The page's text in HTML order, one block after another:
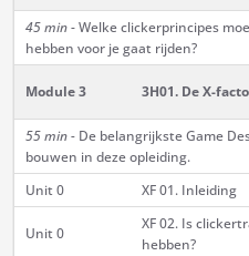
45 min- Welke clickerprincipes
hebben voor je gaat rijden?
Module 3 3H01. De X-
55 min -De belangrijkste Game
bouwen in deze opleiding.
Unit 0
XF 01. Inleiding
Unit 0
XF 02. Is
hebben?